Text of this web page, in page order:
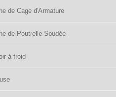
de Cage d'Armature
de Poutrelle Soudée
à froid